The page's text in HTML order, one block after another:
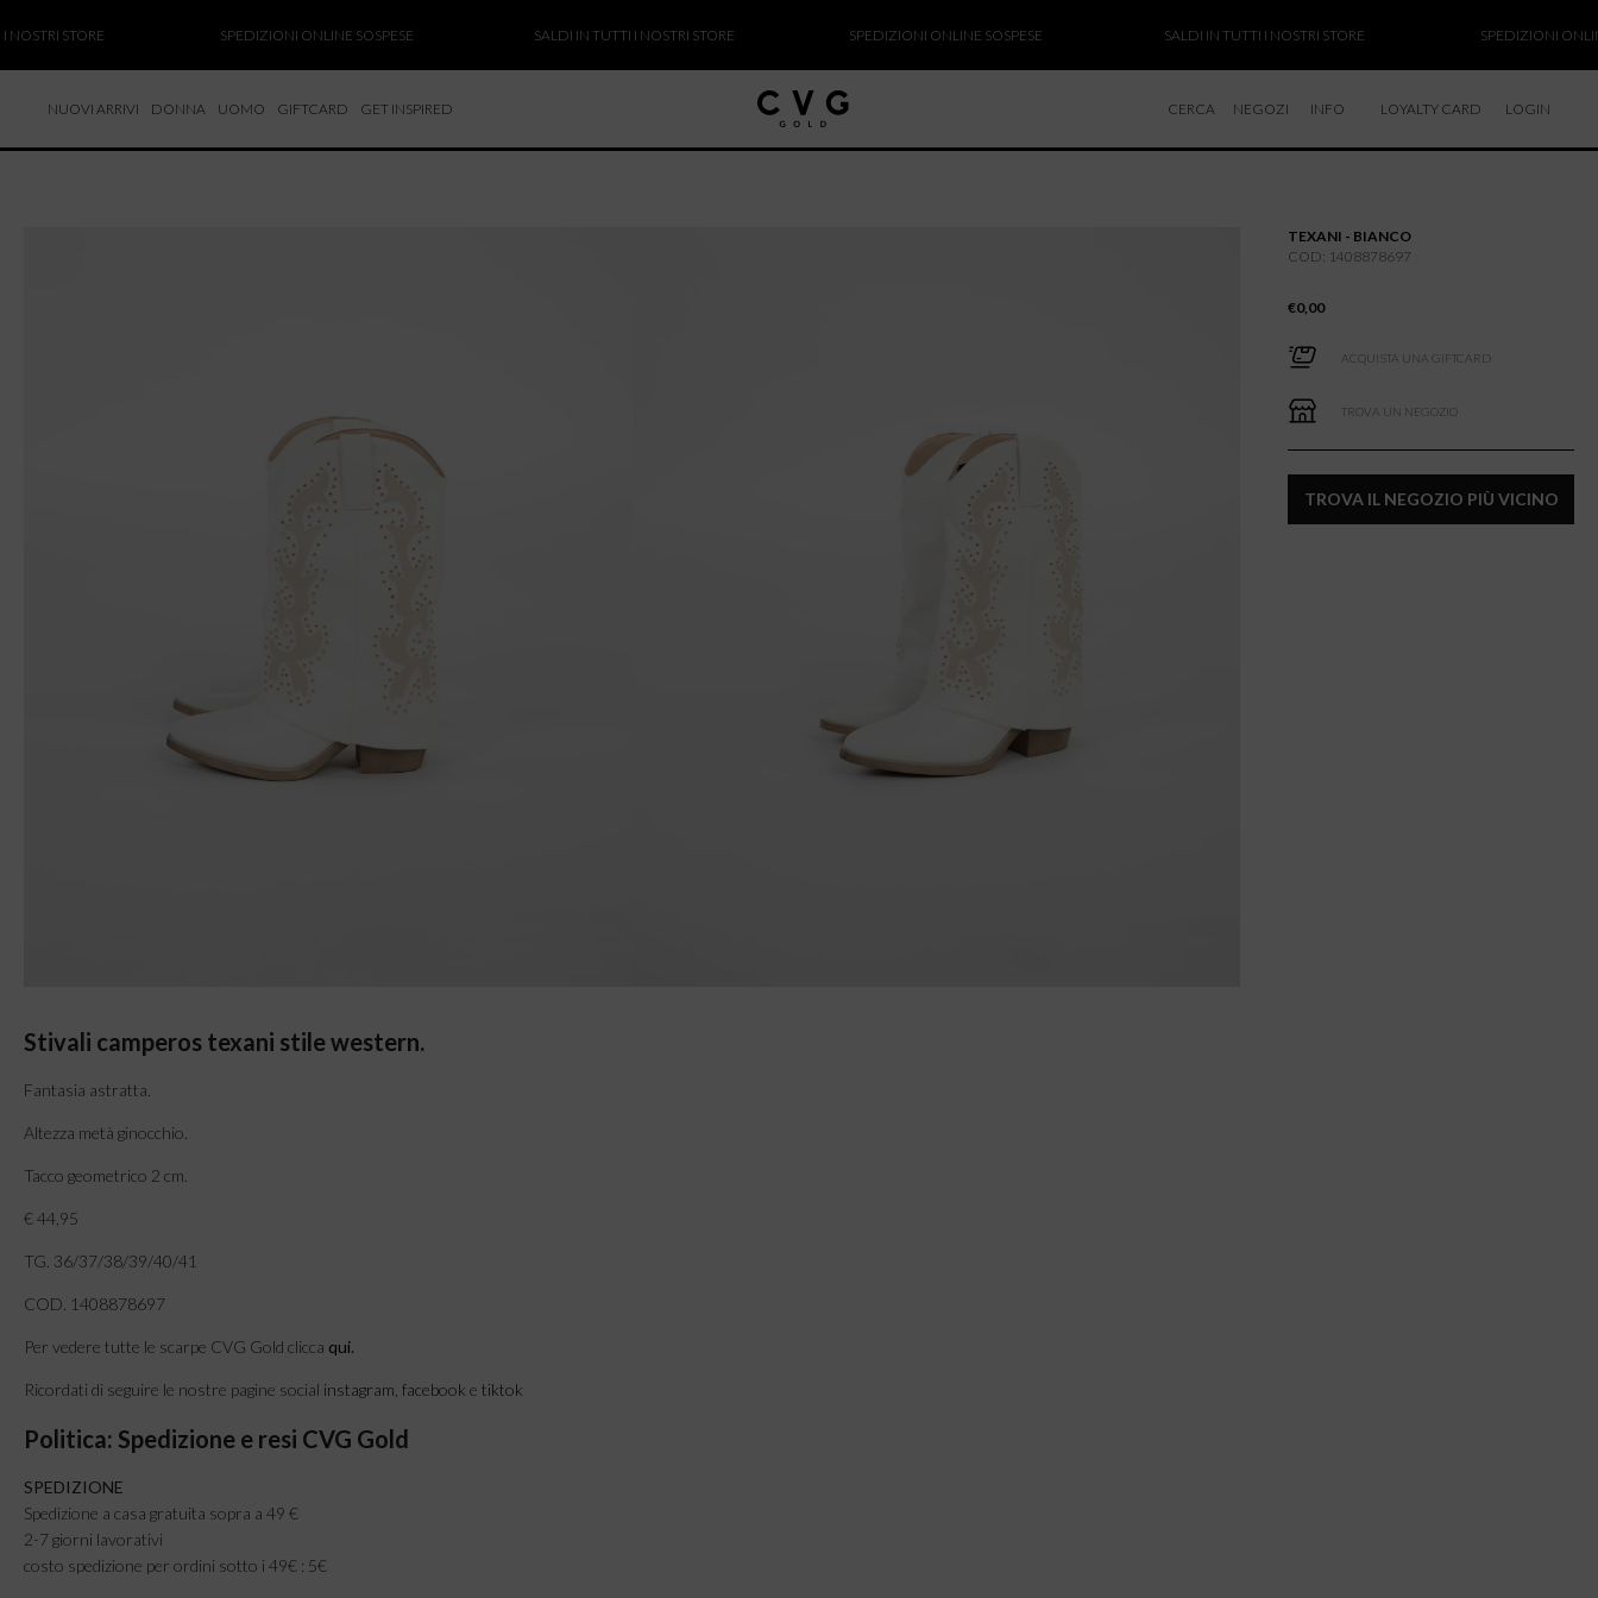
STORE SPEDIZIONI ONLINE SOSPESE SALDI IN TUTTI I NOSTRI STORE SPEDIZIONI ONLINE SOSPESE SALDI IN TUTTI I NOSTRI STORE SPEDIZIONI ONLINE
NUOVI ARRIVI DONNA UOMO GIFTCARD GET INSPIRED CERCA NEGOZI INFO
RESI E RIMBORSI
LOYALTY CARD LOGIN
ARRIVI
Stivali camperos texani stile western.
Fantasia astratta.
Altezza metà ginocchio.
Tacco geometrico 2 cm.
€ 44,95
TG. 36/37/38/39/40/41
COD. 1408878697
Per vedere tutte le scarpe CVG Gold clicca qui.
Ricordati di seguire le nostre pagine social instagram, facebook e tiktok
Politica: Spedizione e resi CVG Gold
SPEDIZIONE
Spedizione a casa gratuita sopra a 49 €
2-7 giorni lavorativi
costo spedizione per ordini sotto i 49€ : 5€
TEXANI - BIANCO
COD: 1408878697
€0,00
ACQUISTA UNA GIFTCARD
TROVA UN NEGOZIO
TROVA IL NEGOZIO PIÙ VICINO